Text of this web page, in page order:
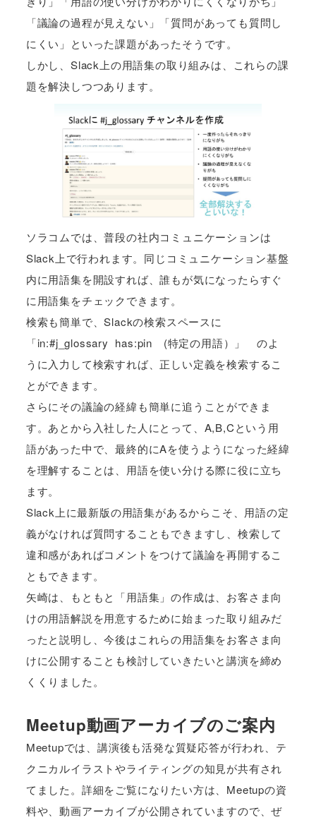
「議論の過程が見えない」「質問があっても質問し
にくい」といった課題があったそうです。
しかし、Slack上の用語集の取り組みは、これらの課
題を解決しつつあります。
ソラコムでは、普段の社内コミュニケーションは
Slack上で行われます。同じコミュニケーション基盤
内に用語集を開設すれば、誰もが気になったらすぐ
に用語集をチェックできます。
検索も簡単で、Slackの検索スペースに
「in:#j_glossary has:pin (特定の用語）」 のよ
うに入力して検索すれば、正しい定義を検索するこ
とができます。
さらにその議論の経緯も簡単に追うことができま
す。あとから入社した人にとって、A,B,Cという用
語があった中で、最終的にAを使うようになった経緯
を理解することは、用語を使い分ける際に役に立ち
ます。
Slack上に最新版の用語集があるからこそ、用語の定
義がなければ質問することもできますし、検索して
違和感があればコメントをつけて議論を再開するこ
ともできます。
矢崎は、もともと「用語集」の作成は、お客さま向
けの用語解説を用意するために始まった取り組みだ
ったと説明し、今後はこれらの用語集をお客さま向
けに公開することも検討していきたいと講演を締め
くくりました。
Meetup動画アーカイブのご案内
Meetupでは、講演後も活発な質疑応答が行われ、テ
クニカルイラストやライティングの知見が共有され
てました。詳細をご覧になりたい方は、Meetupの資
料や、動画アーカイブが公開されていますので、ぜ